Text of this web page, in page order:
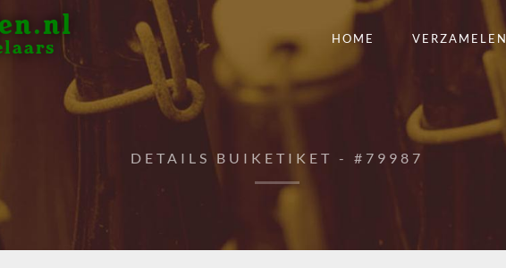
HOME VERZAMELEN
DETAILS BUIKETIKET - #79987